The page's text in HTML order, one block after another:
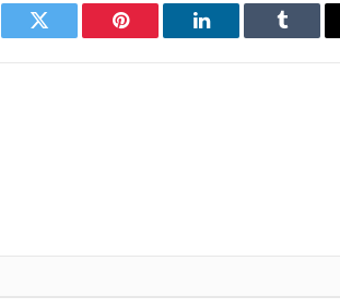
Twitter Pinterest LinkedIn Tumblr